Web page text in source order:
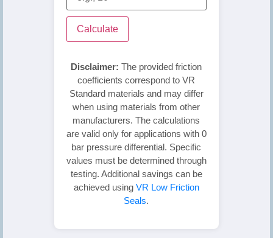
Calculate
Disclaimer: The provided friction
coefficients correspond to VR
Standard materials and may differ
when using materials from other
manufacturers. The calculations
are valid only for applications with 0
bar pressure differential. Specific
values must be determined through
testing. Additional savings can be
achieved using VR Low Friction
Seals.